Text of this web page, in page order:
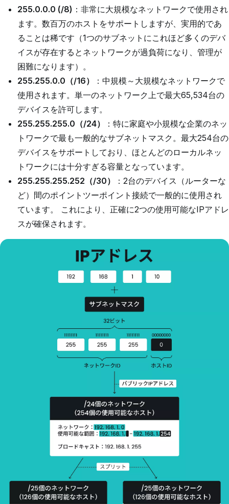
255.0.0.0 (/8) ：非常に大規模なネットワークで使用され
ます。数百万のホストをサポートしますが、実用的であ
ることは稀です（1つのサブネットにこれほど多くのデバ
イスが存在するとネットワークが過負荷になり、管理が
困難になります）。
255.255.0.0（/16）
：中規模～大規模なネットワークで
使用されます。単一のネットワーク上で最大65,534台の
デバイスを許可します。
255.255.255.0（/24）
：特に家庭や小規模な企業のネッ
トワークで最も一般的なサブネットマスク。最大254台の
デバイスをサポートしており、ほとんどのローカルネッ
トワークには十分すぎる容量となっています。
255.255.255.252（/30）
：2台のデバイス（ルーターな
ど）間のポイントツーポイント接続で一般的に使用され
ています。 これにより、正確に2つの使用可能なIPアドレ
スが確保されます。